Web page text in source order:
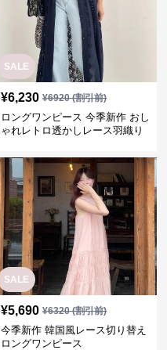
SALE
¥6,230 ¥6920(割引前)
ロングワンピース 今季新作 おし
ゃれレトロ透かしレース羽織り
SALE
¥5,690 ¥6320(割引前)
今季新作 韓国風レース切り替え
ロングワンピース